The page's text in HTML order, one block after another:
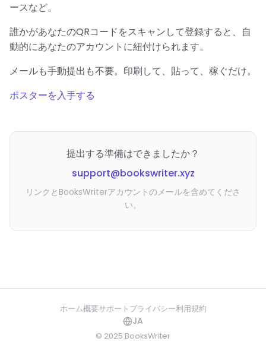
ースなど。
誰かがあなたのQRコードをスキャンして登録すると、自
動的にあなたのアカウントに紐付けられます。
メールも手動提出も不要。印刷して、貼って、稼ぐだけ。
ポスターを入手する
提出する準備はできましたか？
support@bookswriter.xyz
リンクとBooksWriterアカウントのメールを含めてくださ
い。
ホーム概要サポート プライバシー利用規約
JA
© 2025 BooksWriter